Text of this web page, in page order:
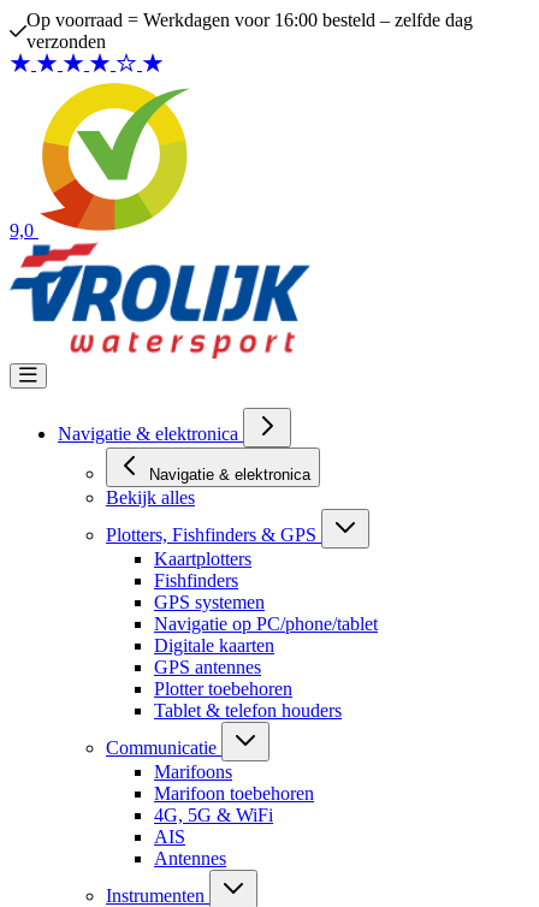
Ga naar de inhoud
Op voorraad = Werkdagen voor 16:00 besteld – zelfde dag
verzonden
9,0
Navigatie & elektronica
Navigatie & elektronica
Bekijk alles
Plotters, Fishfinders & GPS
Kaartplotters
Fishfinders
GPS systemen
Navigatie op PC/phone/tablet
Digitale kaarten
GPS antennes
Plotter toebehoren
Tablet & telefon houders
Communicatie
Marifoons
Marifoon toebehoren
4G, 5G & WiFi
AIS
Antennes
Instrumenten